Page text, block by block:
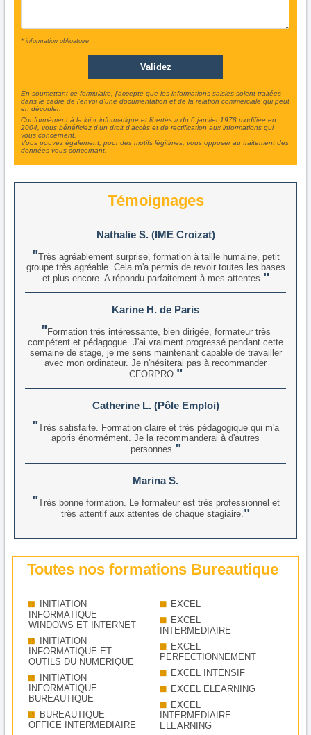
* information obligatoire
En soumettant ce formulaire, j'accepte que les informations saisies soient traitées
dans le cadre de l'envoi d'une documentation et de la relation commerciale qui peut
en découler.
Conformément à la loi « informatique et libertés » du 6 janvier 1978 modifiée en
2004, vous bénéficiez d'un droit d'accès et de rectification aux informations qui
vous concernent.
Vous pouvez également, pour des motifs légitimes, vous opposer au traitement des
données vous concernant.
Témoignages
Nathalie S. (IME Croizat)
Très agréablement surprise, formation à taille humaine, petit
groupe très agréable. Cela m'a permis de revoir toutes les bases
et plus encore. A répondu parfaitement à mes attentes.
Karine H. de Paris
Formation trés intéressante, bien dirigée, formateur très
compétent et pédagogue. J'ai vraiment progressé pendant cette
semaine de stage, je me sens maintenant capable de travailler
avec mon ordinateur. Je n'hésiterai pas à recommander
CFORPRO.
Catherine L. (Pôle Emploi)
Très satisfaite. Formation claire et très pédagogique qui m'a
appris énormément. Je la recommanderai à d'autres
personnes.
Marina S.
Très bonne formation. Le formateur est très professionnel et
très attentif aux attentes de chaque stagiaire.
Toutes nos formations Bureautique
INITIATION
INFORMATIQUE
WINDOWS ET INTERNET
INITIATION
INFORMATIQUE ET
OUTILS DU NUMERIQUE
INITIATION
INFORMATIQUE
BUREAUTIQUE
BUREAUTIQUE
OFFICE INTERMEDIAIRE
EXCEL
EXCEL
INTERMEDIAIRE
EXCEL
PERFECTIONNEMENT
EXCEL INTENSIF
EXCEL ELEARNING
EXCEL
INTERMEDIAIRE
ELEARNING